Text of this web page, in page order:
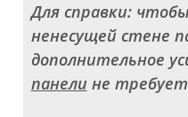
Для справки:
ненесущей стене
дополнительное
панели не